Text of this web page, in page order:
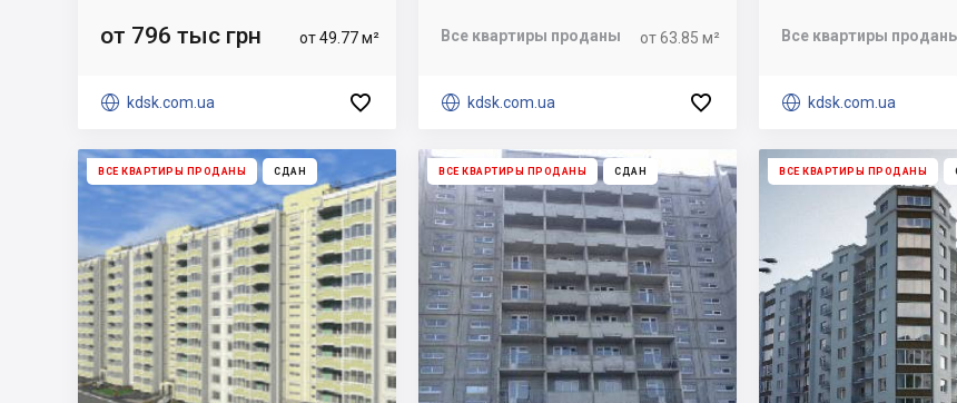
от 49.77 м²
от 796 тыс грн
 kdsk.com.ua 
от 63.85 м²
Все квартиры проданы
 kdsk.com.ua 
Все квартиры
 kdsk.com.ua
ВСЕ КВАРТИРЫ ПРОДАНЫ СДАН ВСЕ КВАРТИРЫ ПРОДАНЫ СДАН ВСЕ КВАРТИРЫ ПРОДАНЫ